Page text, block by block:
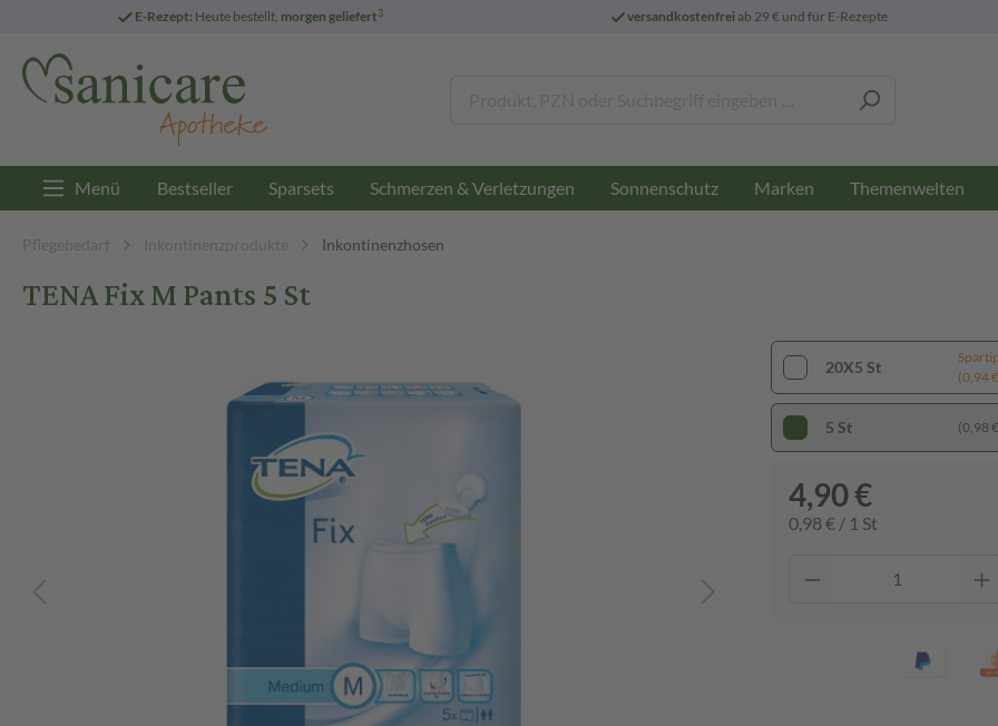
E-Rezept: Heute bestellt, morgen geliefert3 versandkostenfreiab 29 € und für E-Rezepte
Menü Bestseller Sparsets Schmerzen & Verletzungen Sonnenschutz Marken Themenwelten
Pflegebedarf Inkontinenzprodukte Inkontinenzhosen
TENA Fix M Pants 5 St
20X5 St
(0,94
5 St (0,98
4,90 €
0,98 € / 1 St